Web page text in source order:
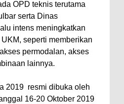
OPD teknis terutama
serta Dinas
intens meningkatkan
seperti memberikan
permodalan, akses
lainnya.
2019 resmi dibuka oleh
16-20 Oktober 2019